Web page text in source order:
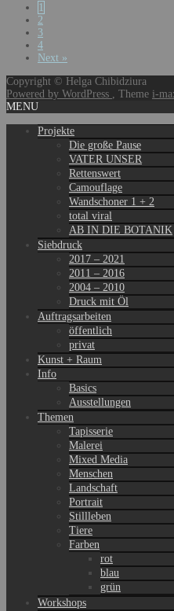
Posts
navigation
1
2
3
4
Next »
Copyright © Helga Chibidziura
Powered by WordPress , Theme i-
MENU
Projekte
Die große Pause
VATER UNSER
Rettenswert
Camouflage
Wandschoner 1 + 2
total viral
AB IN DIE BOTANIK
Siebdruck
2017 – 2021
2011 – 2016
2004 – 2010
Druck mit Öl
Auftragsarbeiten
öffentlich
privat
Kunst + Raum
Info
Basics
Ausstellungen
Themen
Tapisserie
Malerei
Mixed Media
Menschen
Landschaft
Portrait
Stillleben
Tiere
Farben
rot
blau
grün
Workshops